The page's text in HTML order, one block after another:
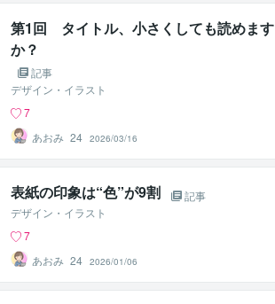
第1回 タイトル、小さくしても読めます
か？
記事
デザイン・イラスト
7
あおみ_24 2026/03/16
表紙の印象は“色”が9割
記事
デザイン・イラスト
7
あおみ_24 2026/01/06